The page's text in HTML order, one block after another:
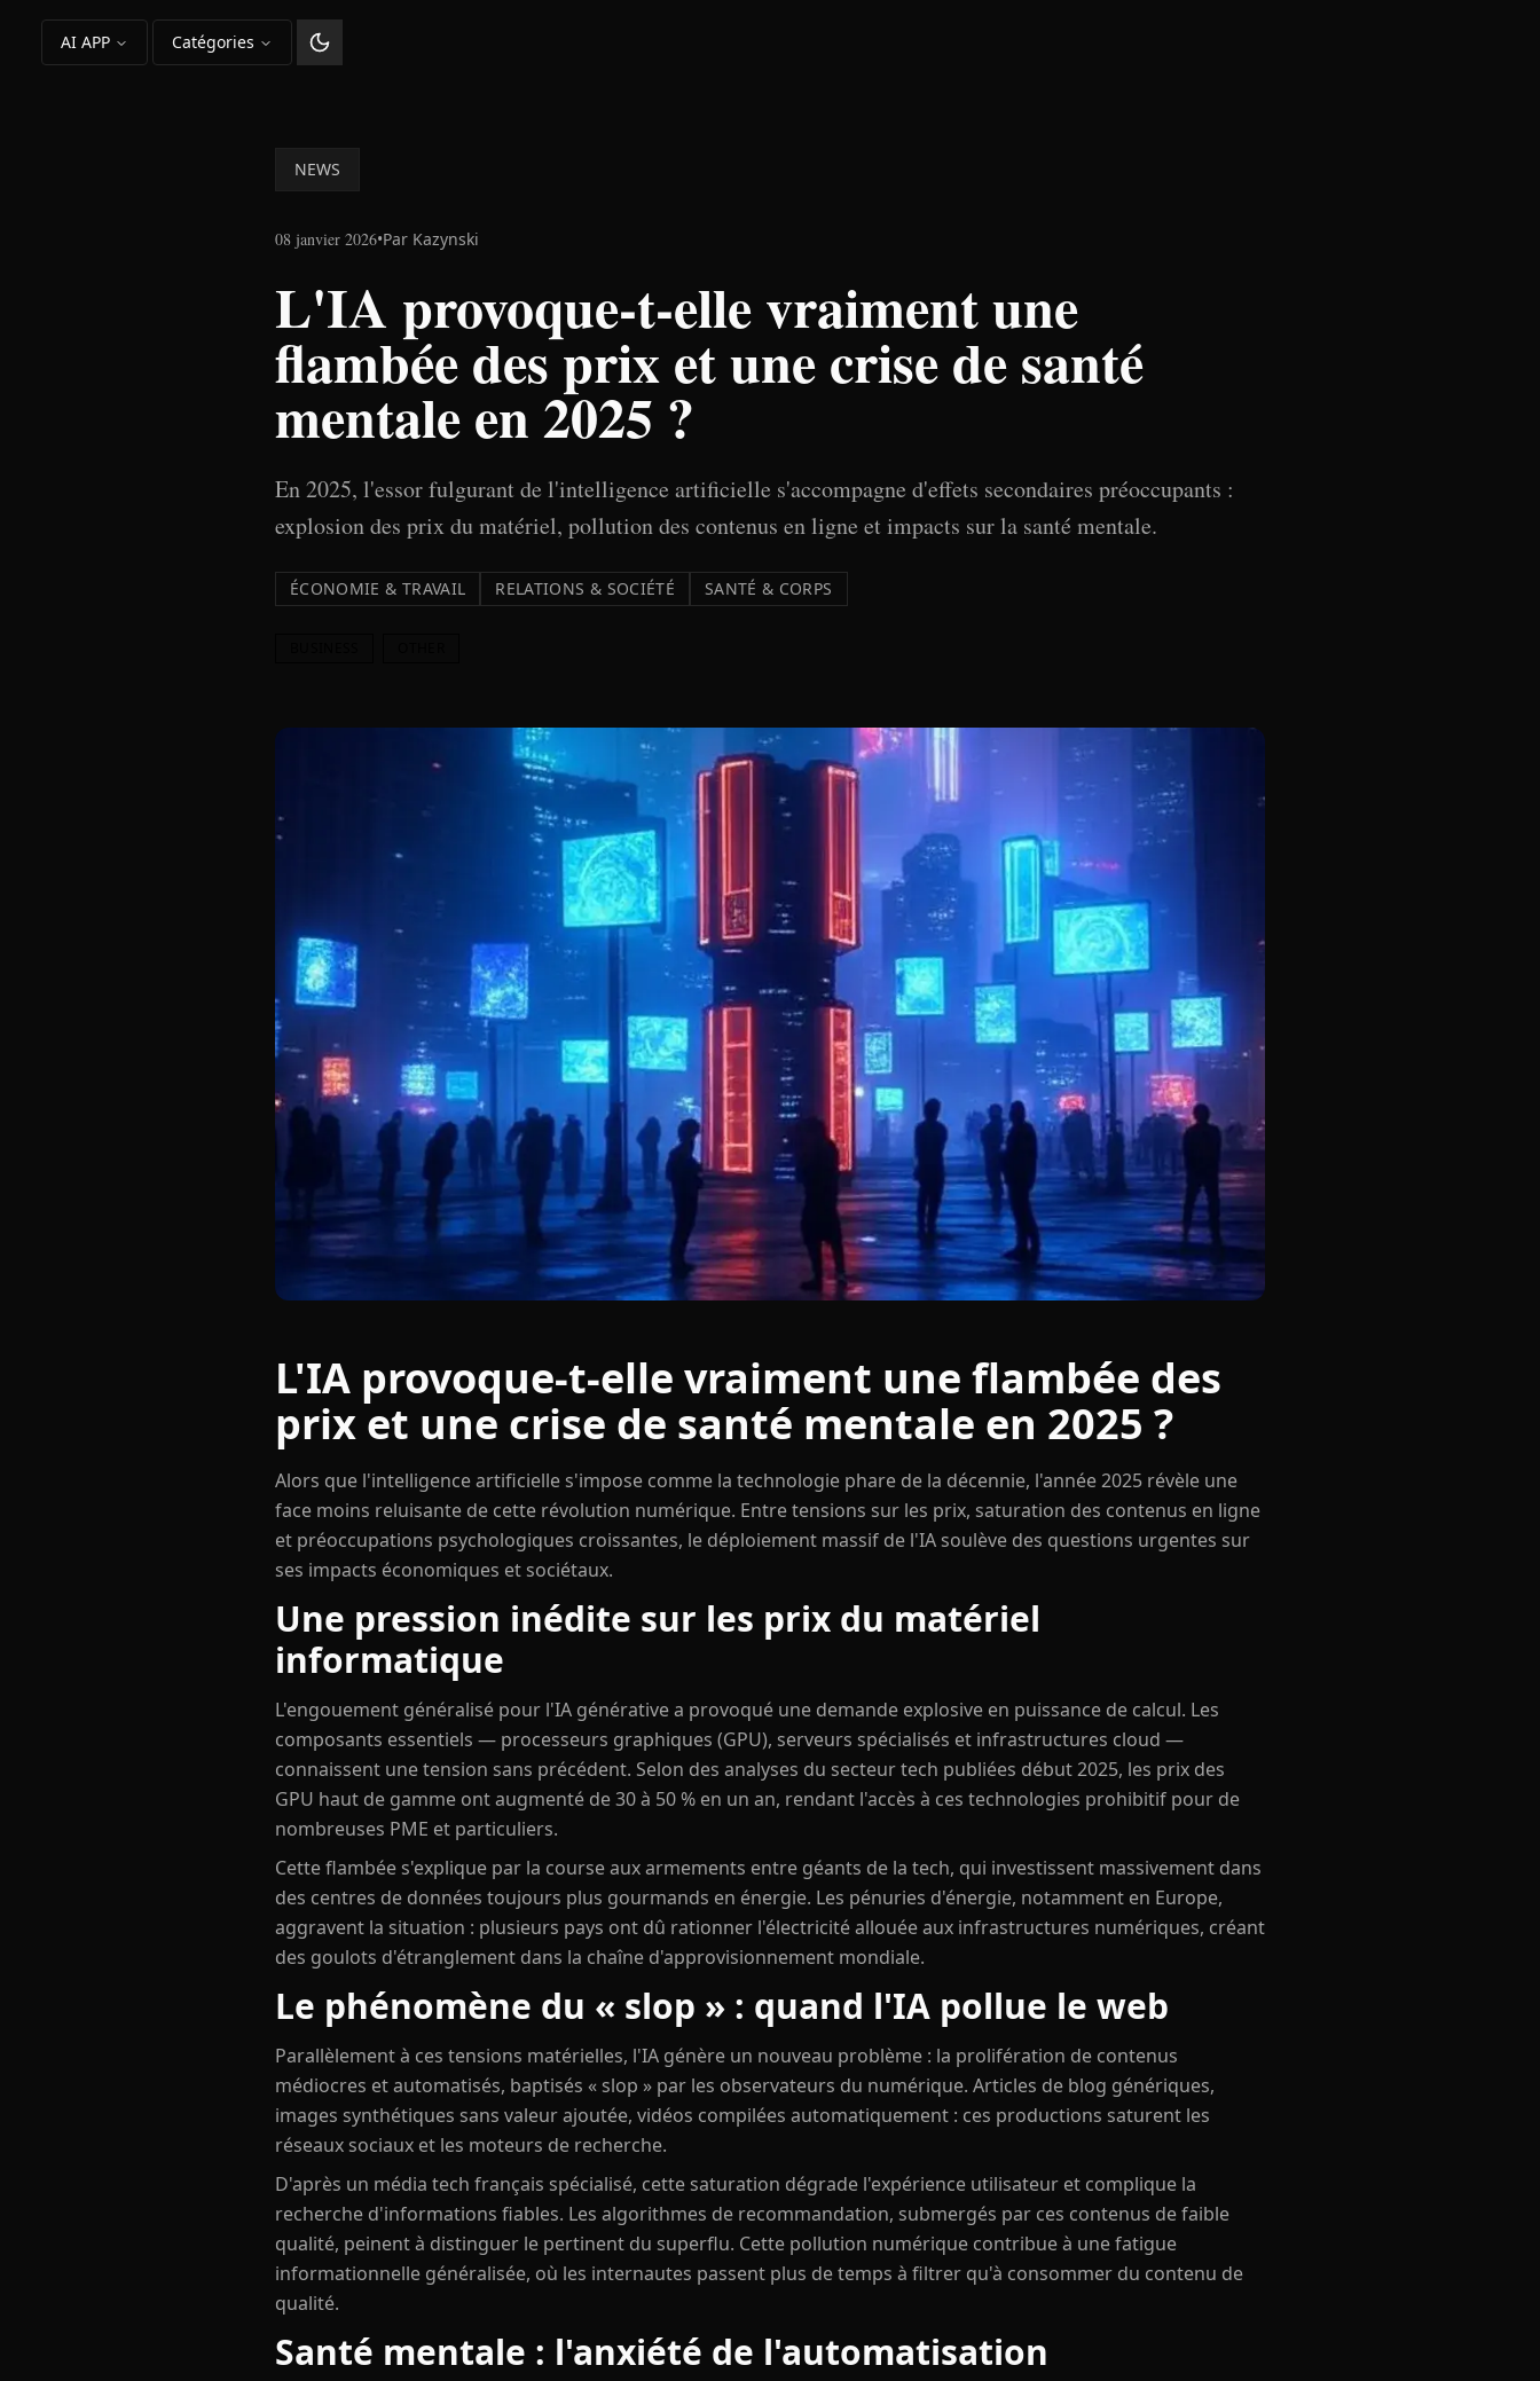
AI APP Catégories
Changer le thème
NEWS
08 janvier 2026•Par Kazynski
L'IA provoque-t-elle vraiment une
flambée des prix et une crise de santé
mentale en 2025 ?
En 2025, l'essor fulgurant de l'intelligence artificielle s'accompagne d'effets secondaires préoccupants :
explosion des prix du matériel, pollution des contenus en ligne et impacts sur la santé mentale.
ÉCONOMIE & TRAVAIL RELATIONS & SOCIÉTÉ SANTÉ & CORPS
L'IA provoque-t-elle vraiment une flambée des
prix et une crise de santé mentale en 2025 ?
Alors que l'intelligence artificielle s'impose comme la technologie phare de la décennie, l'année 2025 révèle une
face moins reluisante de cette révolution numérique. Entre tensions sur les prix, saturation des contenus en ligne
et préoccupations psychologiques croissantes, le déploiement massif de l'IA soulève des questions urgentes sur
ses impacts économiques et sociétaux.
Une pression inédite sur les prix du matériel
informatique
L'engouement généralisé pour l'IA générative a provoqué une demande explosive en puissance de calcul. Les
composants essentiels — processeurs graphiques (GPU), serveurs spécialisés et infrastructures cloud —
connaissent une tension sans précédent. Selon des analyses du secteur tech publiées début 2025, les prix des
GPU haut de gamme ont augmenté de 30 à 50 % en un an, rendant l'accès à ces technologies prohibitif pour de
nombreuses PME et particuliers.
Cette flambée s'explique par la course aux armements entre géants de la tech, qui investissent massivement dans
des centres de données toujours plus gourmands en énergie. Les pénuries d'énergie, notamment en Europe,
aggravent la situation : plusieurs pays ont dû rationner l'électricité allouée aux infrastructures numériques, créant
des goulots d'étranglement dans la chaîne d'approvisionnement mondiale.
Le phénomène du « slop » : quand l'IA pollue le web
Parallèlement à ces tensions matérielles, l'IA génère un nouveau problème : la prolifération de contenus
médiocres et automatisés, baptisés « slop » par les observateurs du numérique. Articles de blog génériques,
images synthétiques sans valeur ajoutée, vidéos compilées automatiquement : ces productions saturent les
réseaux sociaux et les moteurs de recherche.
D'après un média tech français spécialisé, cette saturation dégrade l'expérience utilisateur et complique la
recherche d'informations fiables. Les algorithmes de recommandation, submergés par ces contenus de faible
qualité, peinent à distinguer le pertinent du superflu. Cette pollution numérique contribue à une fatigue
informationnelle généralisée, où les internautes passent plus de temps à filtrer qu'à consommer du contenu de
qualité.
Santé mentale : l'anxiété de l'automatisation